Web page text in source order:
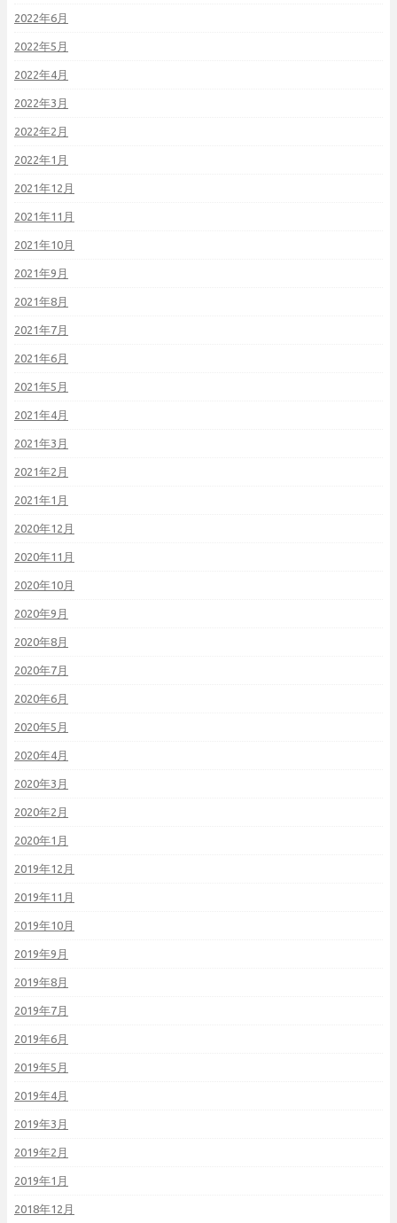
2022年6月
2022年5月
2022年4月
2022年3月
2022年2月
2022年1月
2021年12月
2021年11月
2021年10月
2021年9月
2021年8月
2021年7月
2021年6月
2021年5月
2021年4月
2021年3月
2021年2月
2021年1月
2020年12月
2020年11月
2020年10月
2020年9月
2020年8月
2020年7月
2020年6月
2020年5月
2020年4月
2020年3月
2020年2月
2020年1月
2019年12月
2019年11月
2019年10月
2019年9月
2019年8月
2019年7月
2019年6月
2019年5月
2019年4月
2019年3月
2019年2月
2019年1月
2018年12月